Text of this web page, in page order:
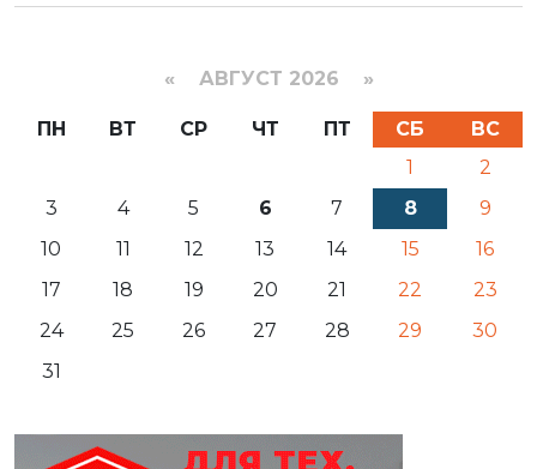
« АВГУСТ 2026 »
ПН ВТ СР ЧТ ПТ СБ
ВС
1
2
3
4 5 6 7 8
9
10
11 12 13 14 15
16
17
18 19 20 21 22
23
24
25 26 27 28 29
30
31